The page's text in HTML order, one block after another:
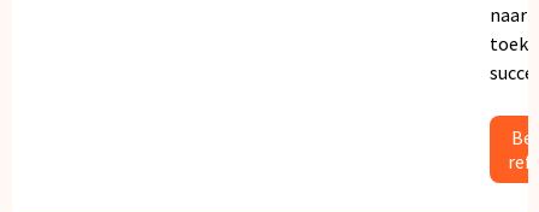
naar